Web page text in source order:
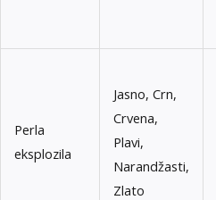
Perla
eksplozila
Jasno, Crn,
Crvena,
Plavi,
Narandžasti,
Zlato